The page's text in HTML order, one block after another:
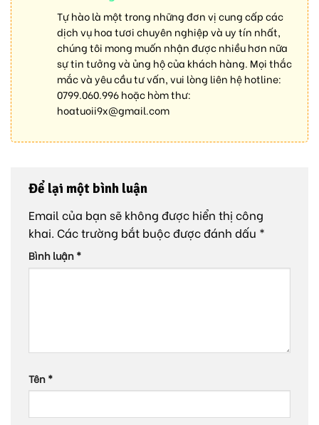
Tự hào là một trong những đơn vị cung cấp các
dịch vụ hoa tươi chuyên nghiệp và uy tín nhất,
chúng tôi mong muốn nhận được nhiều hơn nữa
sự tin tưởng và ủng hộ của khách hàng. Mọi thắc
mắc và yêu cầu tư vấn, vui lòng liên hệ hotline:
0799.060.996hoặc hòm thư:
hoatuoii9x@gmail.com
Để lại một bình luận
Email của bạn sẽ không được hiển thị công
khai. Các trường bắt buộc được đánh dấu *
Bình luận*
Tên*